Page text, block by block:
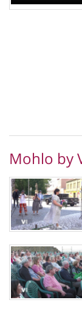
Mohlo by